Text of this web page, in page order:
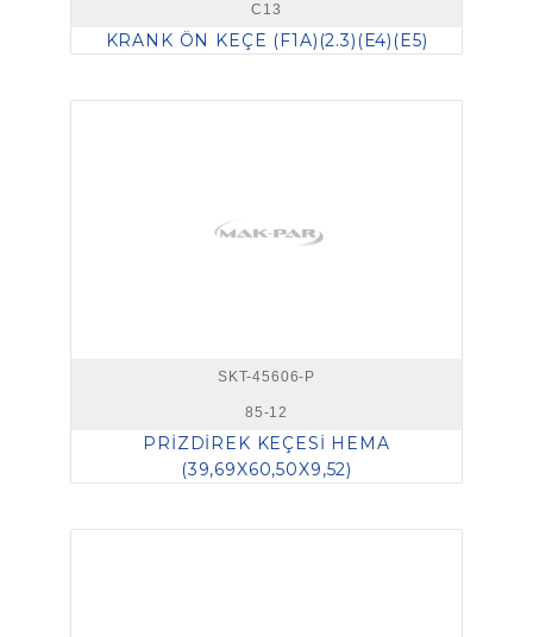
C13
KRANK ÖN KEÇE (F1A)(2.3)(E4)(E5)
SKT-45606-P
85-12
PRİZDİREK KEÇESİ HEMA
(39,69X60,50X9,52)